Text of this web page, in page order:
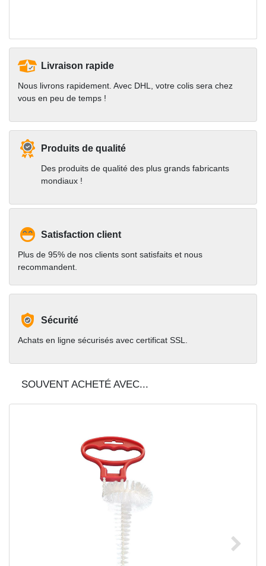
Livraison rapide
Nous livrons rapidement. Avec DHL, votre colis sera chez
vous en peu de temps !
Produits de qualité
Des produits de qualité des plus grands fabricants
mondiaux !
Satisfaction client
Plus de 95% de nos clients sont satisfaits et nous
recommandent.
Sécurité
Achats en ligne sécurisés avec certificat SSL.
SOUVENT ACHETÉ AVEC...